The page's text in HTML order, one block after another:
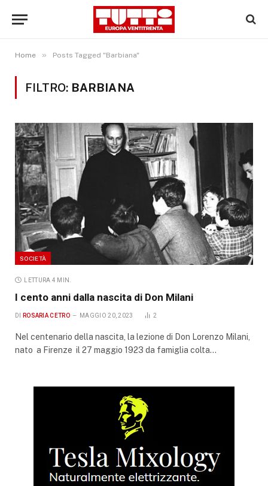
Home » Posts Tagged "Barbiana"
FILTRO: BARBIANA
SOCIETÀ
LETTURA 4 MIN.
I cento anni dalla nascita di Don Milani
DI ROSARIA CETRO MAGGIO 20, 2023 2
Nel centenario della nascita, la lezione di Don Lorenzo Milani,
nato a Firenze il 27 maggio 1923 da famiglia colta…